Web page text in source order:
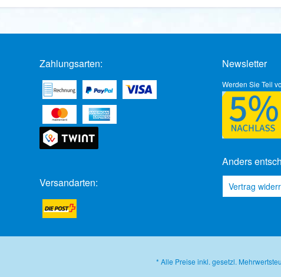
Zahlungsarten:
Versandarten:
Newsletter
Werden Sie Teil
Anders
Vertrag
* Alle Preise inkl. gesetzl.